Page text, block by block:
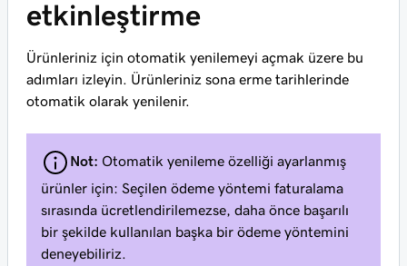
etkinleştirme
Ürünleriniz için otomatik yenilemeyi açmak üzere bu
adımları izleyin. Ürünleriniz sona erme tarihlerinde
otomatik olarak yenilenir.
Not: Otomatik yenileme özelliği ayarlanmış
ürünler için: Seçilen ödeme yöntemi faturalama
sırasında ücretlendirilemezse, daha önce başarılı
bir şekilde kullanılan başka bir ödeme yöntemini
deneyebiliriz.